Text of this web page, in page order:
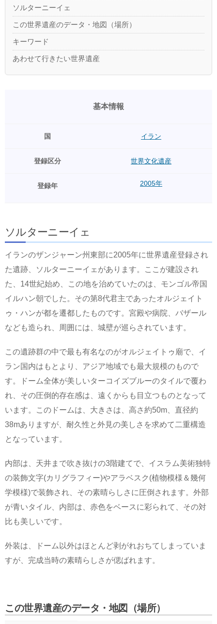
ソルターニーイェ
この世界遺産のデータ・地図（場所）
キーワード
あわせて行きたい世界遺産
基本情報
国 イラン
登録区分 世界文化遺産
登録年 2005年
ソルターニーイェ
イランのザンジャーン州東部に2005年に世界遺産登録され
た遺跡、ソルターニーイェがあります。ここが建設され
た、14世紀始め、この地を治めていたのは、モンゴル帝国
イルハン朝でした。その第8代君主であったオルジェイト
ゥ・ハンが都を遷都したものです。宮殿や病院、バザール
なども造られ、周囲には、城壁が巡らされています。
この遺跡群の中で最も有名なのがオルジェイトゥ廟で、イ
ラン国内はもとより、アジア地域でも最大規模のもので
す。ドーム全体が美しいターコイズブルーのタイルで覆わ
れ、その圧倒的存在感は、遠くからも目立つものとなって
います。このドームは、大きさは、高さ約50m、直径約
38mありますが、耐久性と外見の美しさを求めて二重構造
となっています。
内部は、天井まで吹き抜けの3階建てで、イスラム美術独特
の装飾文字(カリグラフィー)やアラベスク(植物模様＆幾何
学模様)で装飾され、その素晴らしさに圧倒されます。外部
が青いタイル、内部は、赤色をベースに彩られて、その対
比も美しいです。
外装は、ドーム以外はほとんど剥がれおちてしまっていま
すが、完成当時の素晴らしさが偲ばれます。
この世界遺産のデータ・地図（場所）